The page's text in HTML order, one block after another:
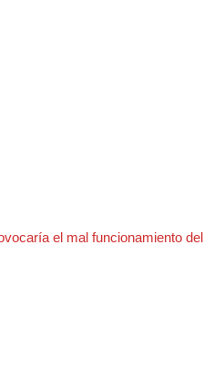
el mal funcionamiento del